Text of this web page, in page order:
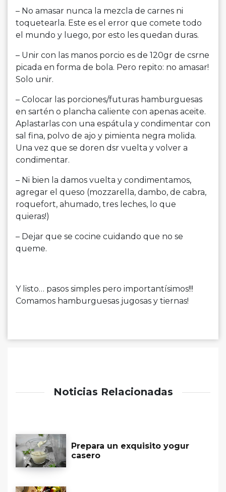
– No amasar nunca la mezcla de carnes ni
toquetearla. Este es el error que comete todo
el mundo y luego, por esto les quedan duras.
– Unir con las manos porcio es de 120gr de csrne
picada en forma de bola. Pero repito: no amasar!
Solo unir.
– Colocar las porciones/futuras hamburguesas
en sartén o plancha caliente con apenas aceite.
Aplastarlas con una espátula y condimentar con
sal fina, polvo de ajo y pimienta negra molida.
Una vez que se doren dsr vuelta y volver a
condimentar.
– Ni bien la damos vuelta y condimentamos,
agregar el queso (mozzarella, dambo, de cabra,
roquefort, ahumado, tres leches, lo que
quieras!)
– Dejar que se cocine cuidando que no se
queme.
Y listo… pasos simples pero importantísimos!!!
Comamos hamburguesas jugosas y tiernas!
Noticias Relacionadas
Prepara un exquisito yogur
casero